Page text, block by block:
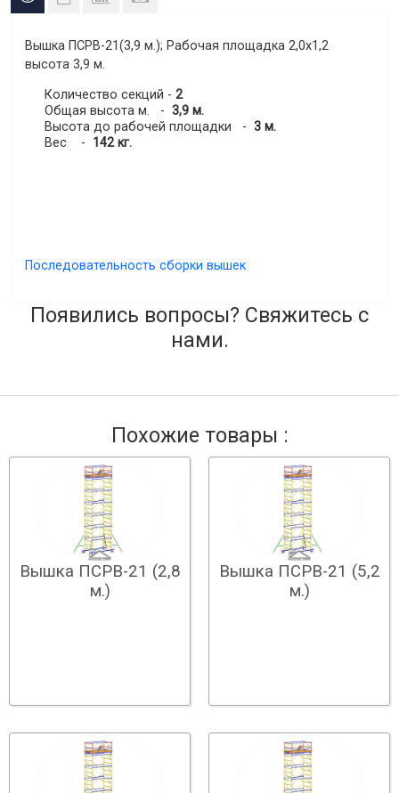
Вышка ПСРВ-21(3,9 м.); Рабочая площадка 2,0х1,2
высота 3,9 м.
Количество секций - 2
Общая высота м. - 3,9 м.
Высота до рабочей площадки - 3 м.
Вес - 142 кг.
Последовательность сборки вышек
Появились вопросы? Свяжитесь с
нами.
Похожие товары :
Вышка ПСРВ-21 (2,8
м.)
Вышка ПСРВ-21 (5,2
м.)